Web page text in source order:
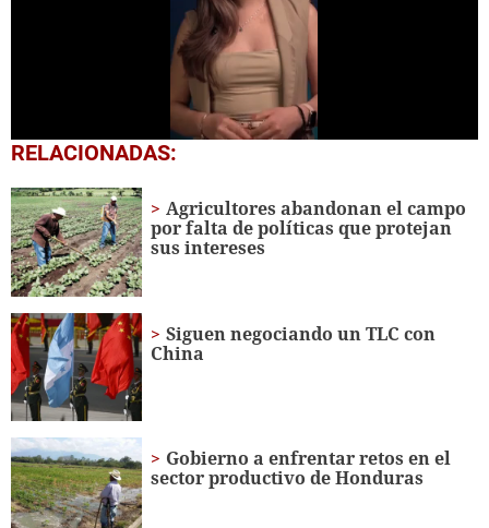
0
seconds
44
seconds
RELACIONADAS:
Agricultores abandonan el campo
por falta de políticas que protejan
sus intereses
Siguen negociando un TLC con
China
Gobierno a enfrentar retos en el
sector productivo de Honduras